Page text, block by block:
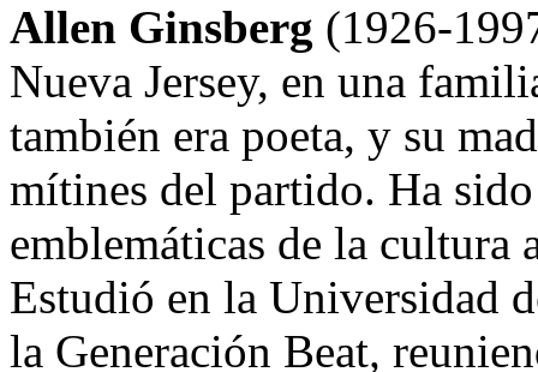
Allen Ginsberg (1926-
Nueva Jersey, en una
también era poeta, y su
mítines del partido. Ha
emblemáticas de la cultura
Estudió en la Universidad
la Generación Beat,